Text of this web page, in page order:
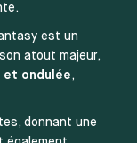
est un
atout majeur,
et ondulée,
donnant une